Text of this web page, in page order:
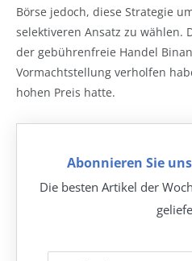
Börse jedoch, diese Strategie
selektiveren Ansatz zu wählen.
der gebührenfreie Handel
Vormachtstellung verholfen
hohen Preis hatte.
Abonnieren Sie
Die besten Artikel der